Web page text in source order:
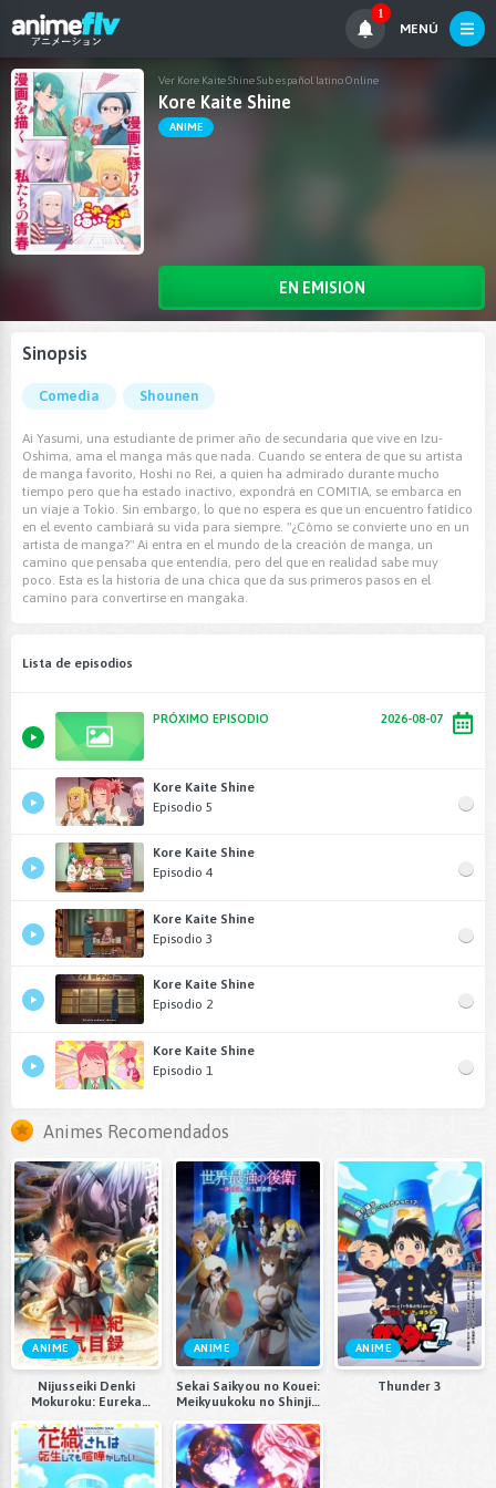
1
MENÚ
Ver Kore Kaite Shine Sub español latino Online
Kore Kaite Shine
ANIME
EN EMISION
Sinopsis
Comedia Shounen
Ai Yasumi, una estudiante de primer año de secundaria que vive en Izu-
Oshima, ama el manga más que nada. Cuando se entera de que su artista
de manga favorito, Hoshi no Rei, a quien ha admirado durante mucho
tiempo pero que ha estado inactivo, expondrá en COMITIA, se embarca en
un viaje a Tokio. Sin embargo, lo que no espera es que un encuentro fatídico
en el evento cambiará su vida para siempre. "¿Cómo se convierte uno en un
artista de manga?" Ai entra en el mundo de la creación de manga, un
camino que pensaba que entendía, pero del que en realidad sabe muy
poco. Esta es la historia de una chica que da sus primeros pasos en el
camino para convertirse en mangaka.
Lista de episodios
PRÓXIMO EPISODIO 2026-08-07
Kore Kaite Shine
Episodio 5
Kore Kaite Shine
Episodio 4
Kore Kaite Shine
Episodio 3
Kore Kaite Shine
Episodio 2
Kore Kaite Shine
Episodio 1
Animes Recomendados
ANIME
Nijusseiki Denki
Mokuroku: Eureka
ANIME
Sekai Saikyou no Kouei:
Meikyuukoku no Shinjin
ANIME
Thunder 3